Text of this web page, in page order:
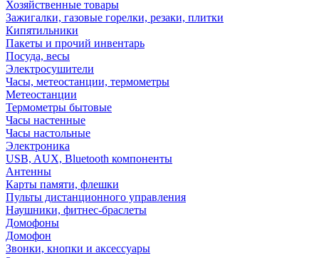
Хозяйственные товары
Зажигалки, газовые горелки, резаки, плитки
Кипятильники
Пакеты и прочий инвентарь
Посуда, весы
Электросушители
Часы, метеостанции, термометры
Метеостанции
Термометры бытовые
Часы настенные
Часы настольные
Электроника
USB, AUX, Bluetooth компоненты
Антенны
Карты памяти, флешки
Пульты дистанционного управления
Наушники, фитнес-браслеты
Домофоны
Домофон
Звонки, кнопки и аксессуары